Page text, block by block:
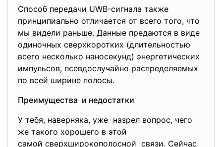
Способ передачи UWB-сигнала также
принципиально отличается от всего того, что
мы видели раньше. Данные предаются в виде
одиночных сверхкоротких (длительностью
всего несколько наносекунд) энергетических
импульсов, псевдослучайно распределяемых
по всей ширине полосы.
Преимущества и недостатки
У тебя, наверняка, уже назрел вопрос, чего
же такого хорошего в этой
самой сверхширокополосной связи. Сейчас